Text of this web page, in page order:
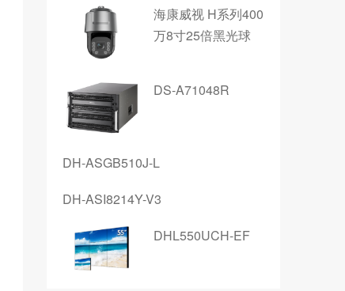
海康威视 H系列400
万8寸25倍黑光球
DS-A71048R
DH-ASGB510J-L
DH-ASI8214Y-V3
DHL550UCH-EF